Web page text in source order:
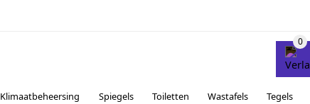
Klimaatbeheersing Spiegels Toiletten Wastafels Tegels